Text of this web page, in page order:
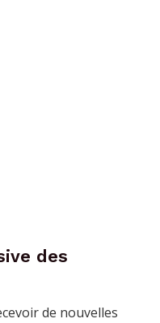
des
de nouvelles